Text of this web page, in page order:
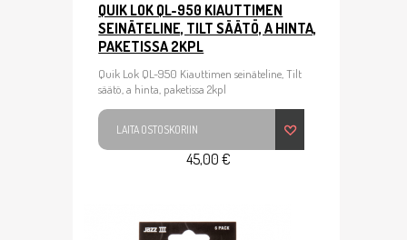
QUIK LOK QL-950 KIAUTTIMEN
SEINÄTELINE, TILT SÄÄTÖ, A HINTA,
PAKETISSA 2KPL
Quik Lok QL-950 Kiauttimen seinäteline, Tilt
säätö, a hinta, paketissa 2kpl
LAITA OSTOSKORIIN
45,00 €